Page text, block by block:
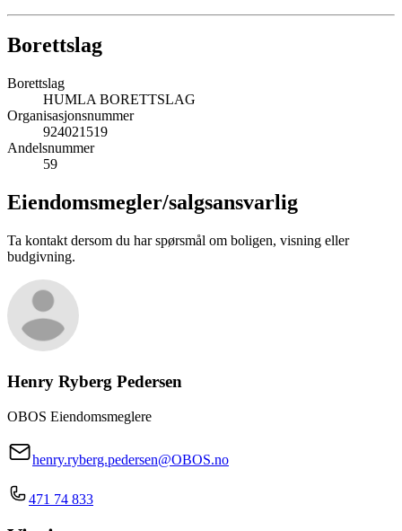
Borettslag
Borettslag
HUMLA BORETTSLAG
Organisasjonsnummer
924021519
Andelsnummer
59
Eiendomsmegler/salgsansvarlig
Ta kontakt dersom du har spørsmål om boligen, visning eller
budgivning.
Henry Ryberg Pedersen
OBOS Eiendomsmeglere
henry.ryberg.pedersen@OBOS.no
471 74 833